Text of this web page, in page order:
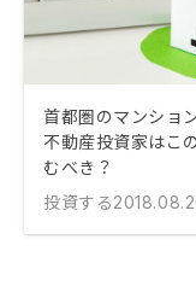
首都圏のマンショ
不動産投資家はこ
むべき？
投資する